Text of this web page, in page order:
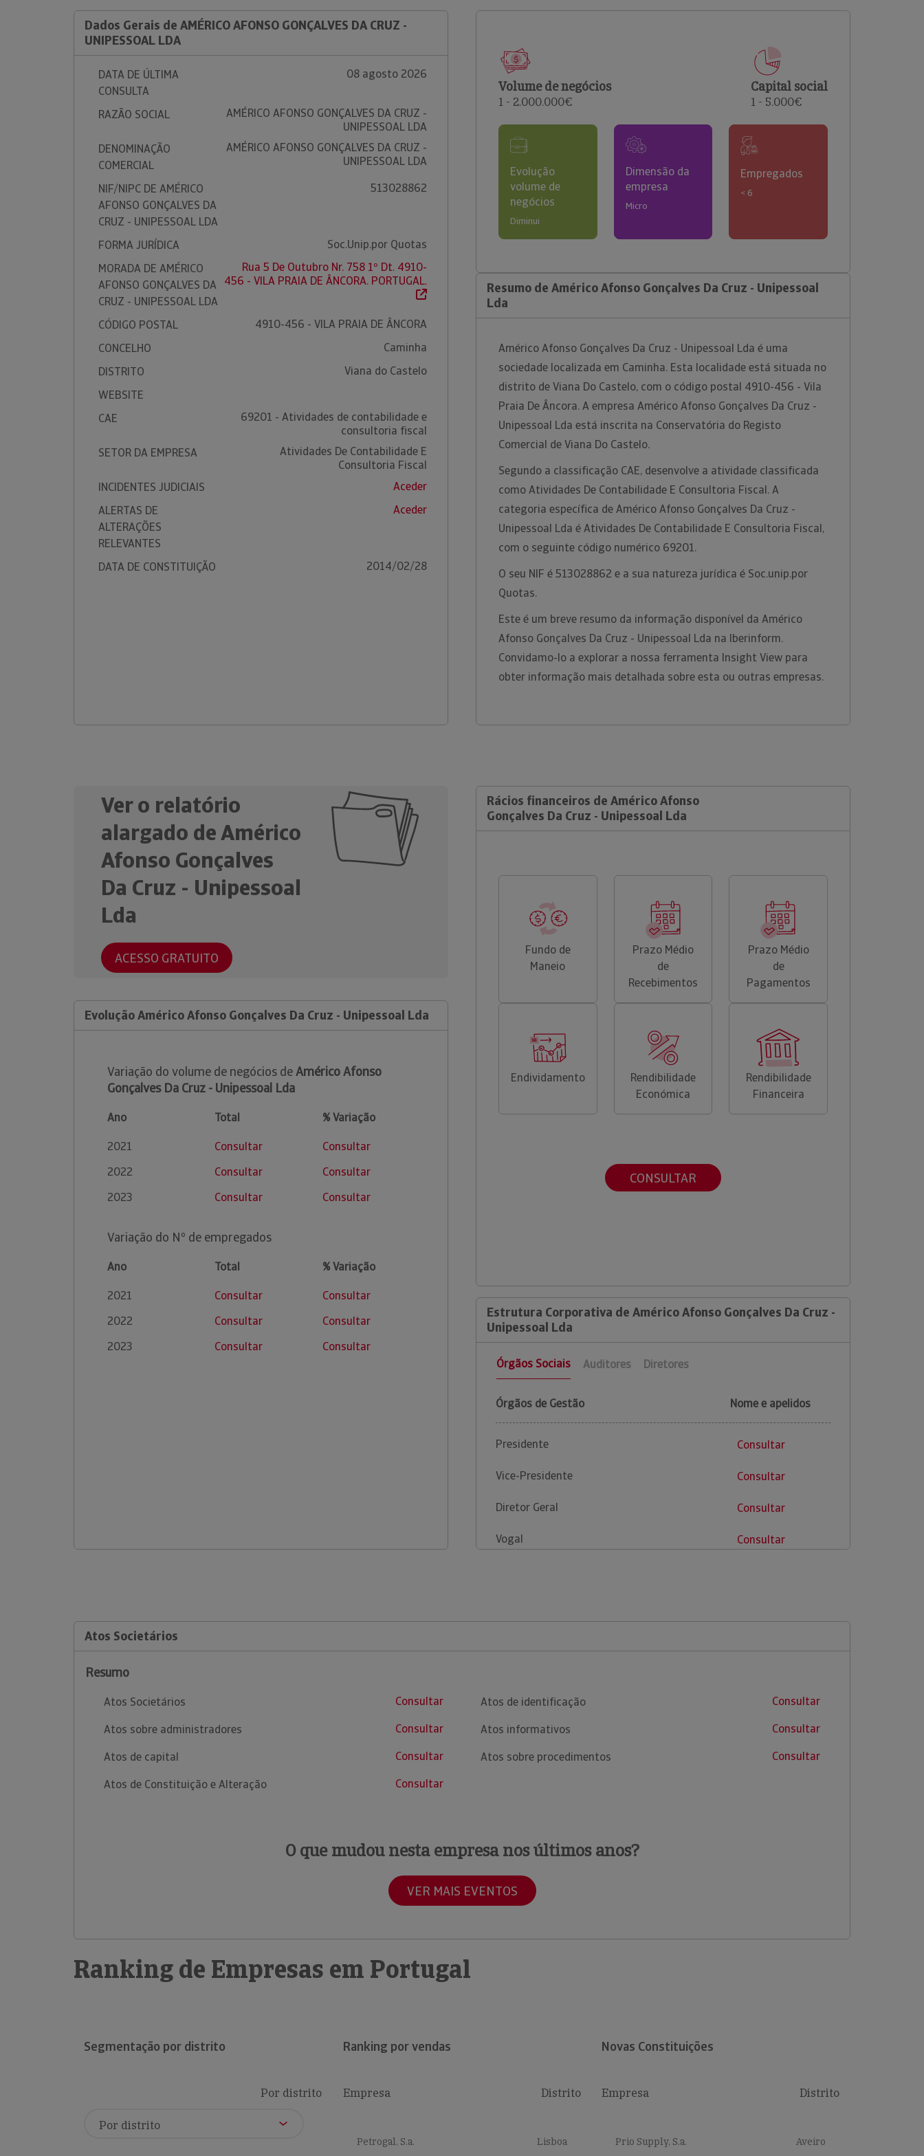
comerciais e analisar o risco de incumprimento dos
Dados Gerais de AMÉRICO AFONSO GONÇALVES DA CRUZ -
UNIPESSOAL LDA
DATA DE ÚLTIMA
CONSULTA
08 agosto 2026
RAZÃO SOCIAL
AMÉRICO AFONSO GONÇALVES DA CRUZ -
UNIPESSOAL LDA
DENOMINAÇÃO
COMERCIAL
AMÉRICO AFONSO GONÇALVES DA CRUZ -
UNIPESSOAL LDA
NIF/NIPC DE AMÉRICO
AFONSO GONÇALVES DA
CRUZ - UNIPESSOAL LDA
513028862
FORMA JURÍDICA
Soc.Unip.por Quotas
MORADA DE AMÉRICO
AFONSO GONÇALVES DA
CRUZ - UNIPESSOAL LDA
Rua 5 De Outubro Nr. 758 1º Dt. 4910-
456 - VILA PRAIA DE ÂNCORA. PORTUGAL.
CÓDIGO POSTAL
4910-456 - VILA PRAIA DE ÂNCORA
CONCELHO
Caminha
DISTRITO
Viana do Castelo
WEBSITE
CAE
69201 - Atividades de contabilidade e
consultoria fiscal
SETOR DA EMPRESA
Atividades De Contabilidade E
Consultoria Fiscal
INCIDENTES JUDICIAIS
Aceder
ALERTAS DE
ALTERAÇÕES
RELEVANTES
Aceder
DATA DE CONSTITUIÇÃO 2014/02/28
Volume de negócios
1 - 2.000.000€
Capital social
1 - 5.000€
Evolução
volume de
negócios
Diminui
Dimensão da
empresa
Micro
Empregados
< 6
Resumo de Américo Afonso Gonçalves Da Cruz - Unipessoal
Lda
Américo Afonso Gonçalves Da Cruz - Unipessoal Lda é uma
sociedade localizada em Caminha. Esta localidade está situada no
distrito de Viana Do Castelo, com o código postal 4910-456 - Vila
Praia De Âncora. A empresa Américo Afonso Gonçalves Da Cruz -
Unipessoal Lda está inscrita na Conservatória do Registo
Comercial de Viana Do Castelo.
Segundo a classificação CAE, desenvolve a atividade classificada
como Atividades De Contabilidade E Consultoria Fiscal. A
categoria específica de Américo Afonso Gonçalves Da Cruz -
Unipessoal Lda é Atividades De Contabilidade E Consultoria Fiscal,
com o seguinte código numérico 69201.
O seu NIF é 513028862 e a sua natureza jurídica é Soc.unip.por
Quotas.
Este é um breve resumo da informação disponível da Américo
Afonso Gonçalves Da Cruz - Unipessoal Lda na Iberinform.
Convidamo-lo a explorar a nossa ferramenta Insight View para
obter informação mais detalhada sobre esta ou outras empresas.
Ver o relatório
alargado de Américo
Afonso Gonçalves
Da Cruz - Unipessoal
Lda
ACESSO GRATUITO
Evolução Américo Afonso Gonçalves Da Cruz - Unipessoal Lda
Variação do volume de negócios deAmérico Afonso
Gonçalves Da Cruz - Unipessoal Lda
Ano Total
% Variação
2021
Consultar
Consultar
2022
Consultar
Consultar
2023
Consultar Consultar
Variação do Nº de empregados
Ano Total
% Variação
2021
Consultar
Consultar
2022
Consultar
Consultar
2023
Consultar Consultar
Rácios financeiros de Américo Afonso
Gonçalves Da Cruz - Unipessoal Lda
Fundo de
Maneio
Prazo Médio
de
Recebimentos
Prazo Médio
de
Pagamentos
Endividamento
Rendibilidade
Económica
Rendibilidade
Financeira
CONSULTAR
Estrutura Corporativa de Américo Afonso Gonçalves Da Cruz -
Unipessoal Lda
Órgãos Sociais Auditores Diretores
Órgãos de Gestão Nome e apelidos
Presidente Consultar
Vice-Presidente Consultar
Diretor Geral Consultar
Vogal Consultar
Atos Societários
Resumo
Atos Societários
Consultar
Atos sobre administradores
Consultar
Atos de capital
Consultar
Atos de Constituição e Alteração
Consultar
Atos de identificação
Consultar
Atos informativos
Consultar
Atos sobre procedimentos
Consultar
O que mudou nesta empresa nos últimos anos?
VER MAIS EVENTOS
Ranking de Empresas em Portugal
Segmentação por distrito
Por distrito
Ranking por vendas
Empresa Distrito
Petrogal, S.a. Lisboa
Novas Constituições
Empresa Distrito
Prio Supply, S.a. Aveiro